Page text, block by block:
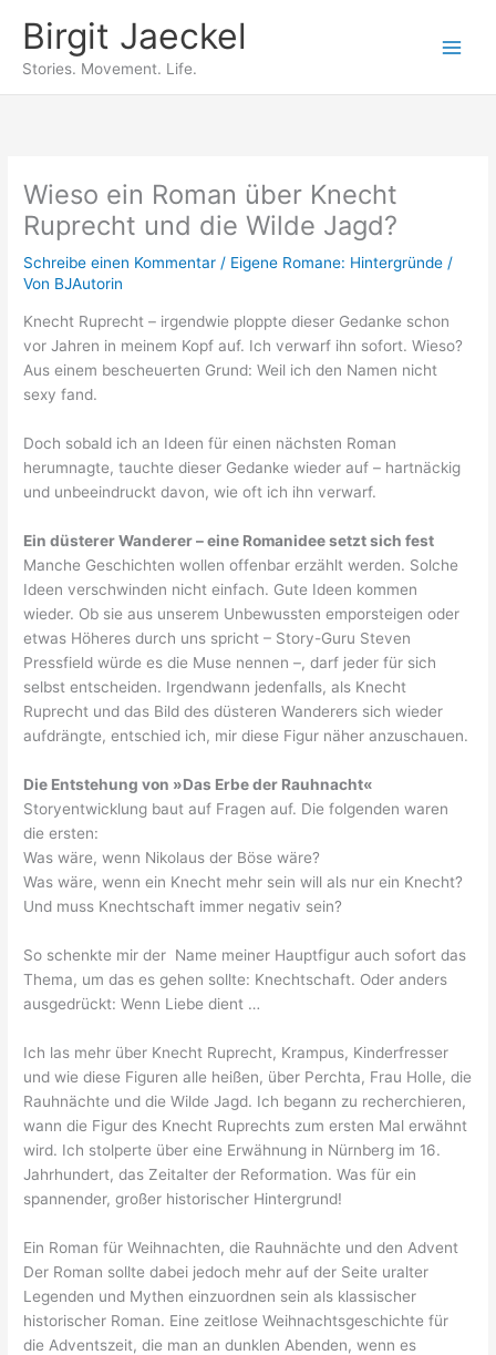
Inhalt
springen
Birgit Jaeckel
Stories. Movement. Life.
Wieso ein Roman über Knecht
Ruprecht und die Wilde Jagd?
Schreibe einen Kommentar / Eigene Romane: Hintergründe /
Von BJAutorin
Knecht Ruprecht – irgendwie ploppte dieser Gedanke schon
vor Jahren in meinem Kopf auf. Ich verwarf ihn sofort. Wieso?
Aus einem bescheuerten Grund: Weil ich den Namen nicht
sexy fand.
Doch sobald ich an Ideen für einen nächsten Roman
herumnagte, tauchte dieser Gedanke wieder auf – hartnäckig
und unbeeindruckt davon, wie oft ich ihn verwarf.
Ein düsterer Wanderer – eine Romanidee setzt sich fest
Manche Geschichten wollen offenbar erzählt werden. Solche
Ideen verschwinden nicht einfach. Gute Ideen kommen
wieder. Ob sie aus unserem Unbewussten emporsteigen oder
etwas Höheres durch uns spricht – Story-Guru Steven
Pressfield würde es die Muse nennen –, darf jeder für sich
selbst entscheiden. Irgendwann jedenfalls, als Knecht
Ruprecht und das Bild des düsteren Wanderers sich wieder
aufdrängte, entschied ich, mir diese Figur näher anzuschauen.
Die Entstehung von »Das Erbe der Rauhnacht«
Storyentwicklung baut auf Fragen auf. Die folgenden waren
die ersten:
Was wäre, wenn Nikolaus der Böse wäre?
Was wäre, wenn ein Knecht mehr sein will als nur ein Knecht?
Und muss Knechtschaft immer negativ sein?
So schenkte mir der Name meiner Hauptfigur auch sofort das
Thema, um das es gehen sollte: Knechtschaft. Oder anders
ausgedrückt: Wenn Liebe dient …
Ich las mehr über Knecht Ruprecht, Krampus, Kinderfresser
und wie diese Figuren alle heißen, über Perchta, Frau Holle, die
Rauhnächte und die Wilde Jagd. Ich begann zu recherchieren,
wann die Figur des Knecht Ruprechts zum ersten Mal erwähnt
wird. Ich stolperte über eine Erwähnung in Nürnberg im 16.
Jahrhundert, das Zeitalter der Reformation. Was für ein
spannender, großer historischer Hintergrund!
Ein Roman für Weihnachten, die Rauhnächte und den Advent
Der Roman sollte dabei jedoch mehr auf der Seite uralter
Legenden und Mythen einzuordnen sein als klassischer
historischer Roman. Eine zeitlose Weihnachtsgeschichte für
die Adventszeit, die man an dunklen Abenden, wenn es